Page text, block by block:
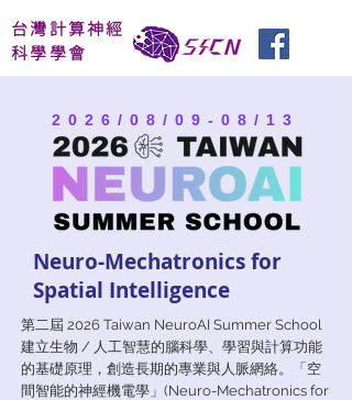
台灣計算神經
科學學會
2026/08/09-08/13
Neuro-Mechatronics for
Spatial Intelligence
第二屆 2026 Taiwan NeuroAI Summer School
建立生物 / 人工智慧的腦科學、學習與計算功能
的基礎原理，創造長期的專業與人脈網絡。「空
間智能的神經機電學」(Neuro-Mechatronics for